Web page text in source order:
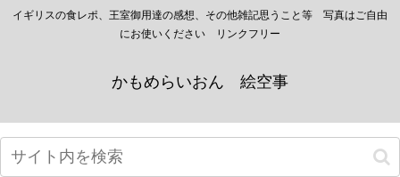
イギリスの食レポ、王室御用達の感想、その他雑記思うこと等 写真はご自由
にお使いください リンクフリー
かもめらいおん 絵空事